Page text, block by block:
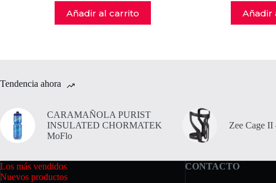
Añadir al carrito Añadir
Tendencia ahora
CARAMAÑOLA PURIST
INSULATED CHORMATEK
MoFlo
Zee Cage II
Los más vendidos
Nuevos productos
CONTACTO